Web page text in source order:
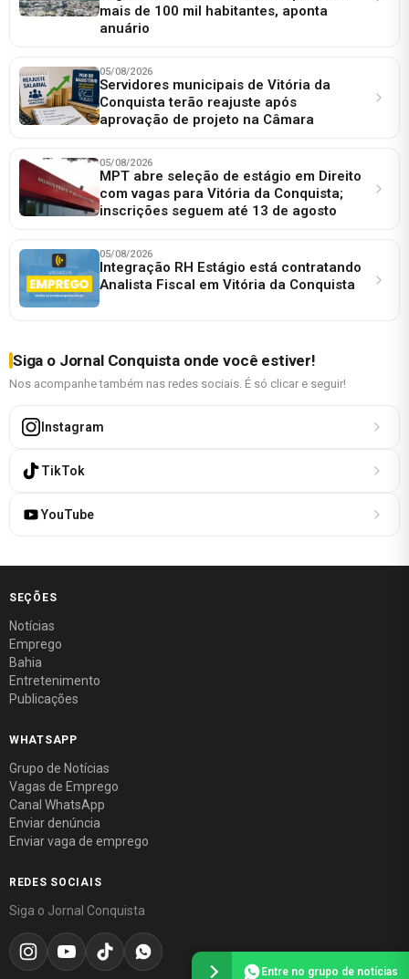
mais de 100 mil habitantes, aponta
anuário
05/08/2026
Servidores municipais de Vitória da
Conquista terão reajuste após
aprovação de projeto na Câmara
05/08/2026
MPT abre seleção de estágio em Direito
com vagas para Vitória da Conquista;
inscrições seguem até 13 de agosto
05/08/2026
Integração RH Estágio está contratando
Analista Fiscal em Vitória da Conquista
Siga o Jornal Conquista onde você estiver!
Nos acompanhe também nas redes sociais. É só clicar e seguir!
Instagram
TikTok
YouTube
SEÇÕES
Notícias
Emprego
Bahia
Entretenimento
Publicações
WHATSAPP
Grupo de Notícias
Vagas de Emprego
Canal WhatsApp
Enviar denúncia
Enviar vaga de emprego
REDES SOCIAIS
Siga o Jornal Conquista
Entre no grupo de notícias